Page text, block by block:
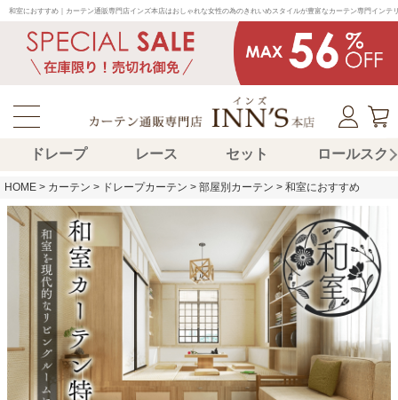
和室におすすめ｜カーテン通販専門店インズ本店はおしゃれな女性の為のきれいめスタイルが豊富なカーテン専門インテ
ドレープ レース セット ロールスク
HOME カーテン ドレープカーテン 部屋別カーテン 和室におすすめ